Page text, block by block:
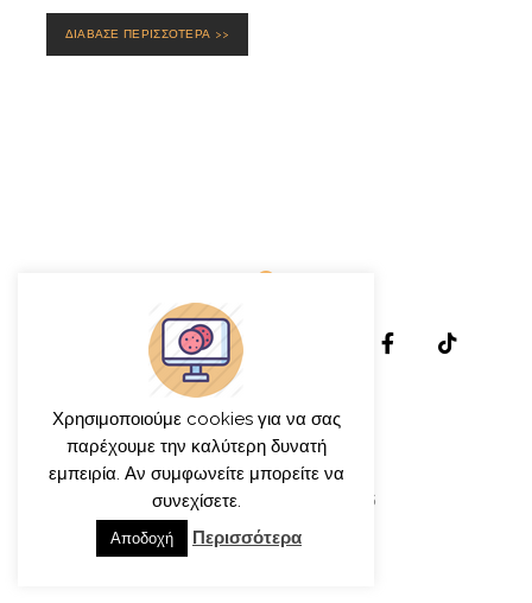
ΔΙΑΒΑΣΕ ΠΕΡΙΣΣΟΤΕΡΑ >>
© γιώργος ιατρίδης 2013-2026
Χρησιμοποιούμε cookies για να σας
παρέχουμε την καλύτερη δυνατή
εμπειρία. Αν συμφωνείτε μπορείτε να
συνεχίσετε.
Αποδοχή Περισσότερα